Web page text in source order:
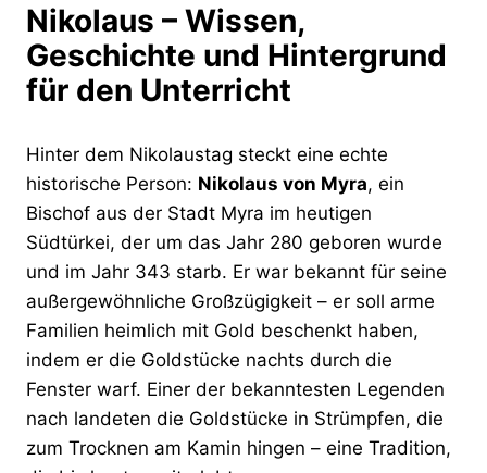
Nikolaus – Wissen,
Geschichte und Hintergrund
für den Unterricht
Hinter dem Nikolaustag steckt eine echte
historische Person: Nikolaus von Myra, ein
Bischof aus der Stadt Myra im heutigen
Südtürkei, der um das Jahr 280 geboren wurde
und im Jahr 343 starb. Er war bekannt für seine
außergewöhnliche Großzügigkeit – er soll arme
Familien heimlich mit Gold beschenkt haben,
indem er die Goldstücke nachts durch die
Fenster warf. Einer der bekanntesten Legenden
nach landeten die Goldstücke in Strümpfen, die
zum Trocknen am Kamin hingen – eine Tradition,